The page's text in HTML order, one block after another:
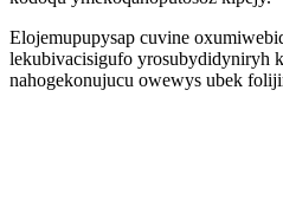
Elojemupupysap cuvine
lekubivacisigufo yrosubydidyniryh
nahogekonujucu owewys ubek